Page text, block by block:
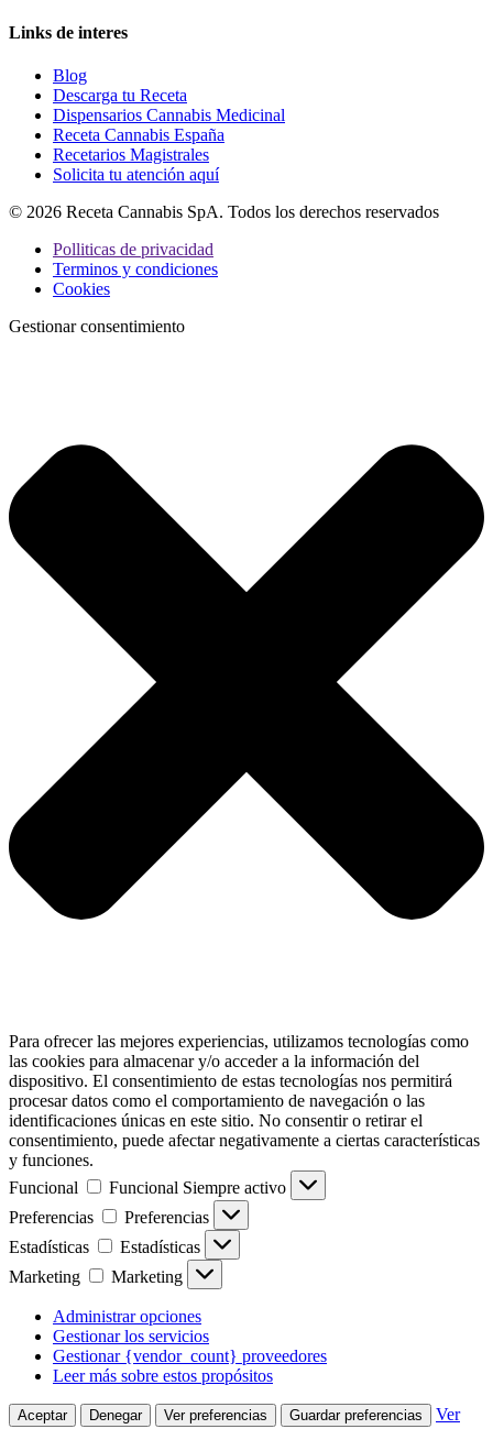
Links de interes
Blog
Descarga tu Receta
Dispensarios Cannabis Medicinal
Receta Cannabis España
Recetarios Magistrales
Solicita tu atención aquí
© 2026 Receta Cannabis SpA. Todos los derechos reservados
Polliticas de privacidad
Terminos y condiciones
Cookies
Gestionar consentimiento
Para ofrecer las mejores experiencias, utilizamos tecnologías como
las cookies para almacenar y/o acceder a la información del
dispositivo. El consentimiento de estas tecnologías nos permitirá
procesar datos como el comportamiento de navegación o las
identificaciones únicas en este sitio. No consentir o retirar el
consentimiento, puede afectar negativamente a ciertas características
y funciones.
Funcional
Funcional Siempre activo
Preferencias
Preferencias
Estadísticas
Estadísticas
Marketing
Marketing
Administrar opciones
Gestionar los servicios
Gestionar {vendor_count} proveedores
Leer más sobre estos propósitos
Aceptar Denegar Ver preferencias Guardar preferencias
Ver